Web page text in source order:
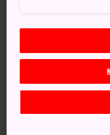
交通方式
宮古站有巴士通往淨
古站，可搭乘東北新
線。